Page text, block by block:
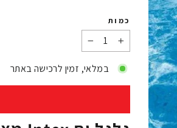
כמות
−
+
במלאי, זמין לרכישה באתר